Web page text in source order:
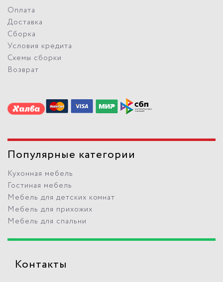
Оплата
Доставка
Сборка
Условия кредита
Схемы сборки
Возврат
Популярные категории
Кухонная мебель
Гостиная мебель
Мебель для детских комнат
Мебель для прихожих
Мебель для спальни
Контакты